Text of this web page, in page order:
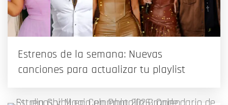
Estrenos de la semana: Nuevas
canciones para actualizar tu playlist